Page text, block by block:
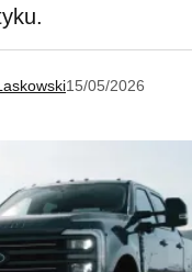
15/05/2026